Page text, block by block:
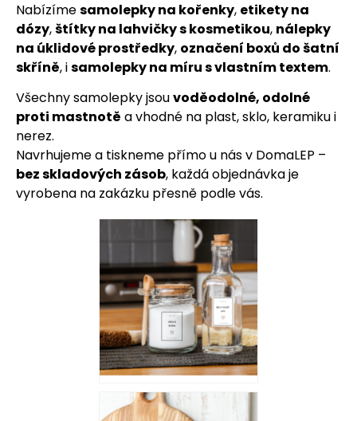
Nabízímesamolepky na kořenky, etikety na
dózy,štítky na lahvičky s kosmetikou, nálepky
na úklidové prostředky, označení boxů do šatní
skříně, isamolepky na míru s vlastním textem.
Všechny samolepky jsouvoděodolné, odolné
proti mastnotě a vhodné na plast, sklo, keramiku i
nerez.
Navrhujeme a tiskneme přímo u nás v DomaLEP –
bez skladových zásob, každá objednávka je
vyrobena na zakázku přesně podle vás.